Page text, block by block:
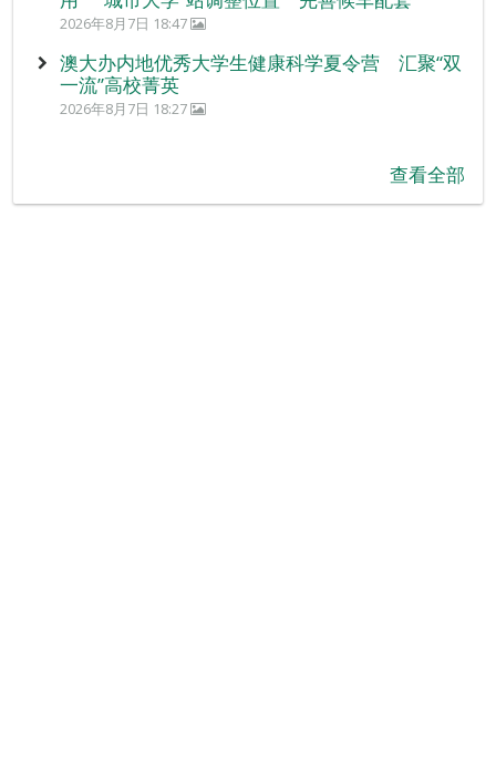
2026年8月7日 18:47
澳大办内地优秀大学生健康科学夏令营 汇聚“双
一流”高校菁英
2026年8月7日 18:27
查看全部